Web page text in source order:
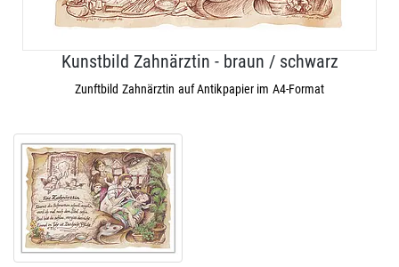
Kunstbild Zahnärztin - braun / schwarz
Zunftbild Zahnärztin auf Antikpapier im A4-Format